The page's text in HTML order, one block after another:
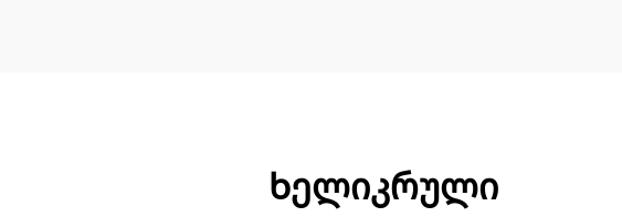
Ხელიკრული